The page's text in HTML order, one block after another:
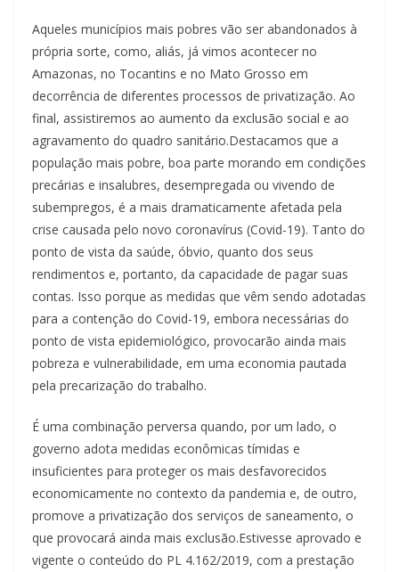
Aqueles municípios mais pobres vão ser abandonados à
própria sorte, como, aliás, já vimos acontecer no
Amazonas, no Tocantins e no Mato Grosso em
decorrência de diferentes processos de privatização. Ao
final, assistiremos ao aumento da exclusão social e ao
agravamento do quadro sanitário.Destacamos que a
população mais pobre, boa parte morando em condições
precárias e insalubres, desempregada ou vivendo de
subempregos, é a mais dramaticamente afetada pela
crise causada pelo novo coronavírus (Covid-19). Tanto do
ponto de vista da saúde, óbvio, quanto dos seus
rendimentos e, portanto, da capacidade de pagar suas
contas. Isso porque as medidas que vêm sendo adotadas
para a contenção do Covid-19, embora necessárias do
ponto de vista epidemiológico, provocarão ainda mais
pobreza e vulnerabilidade, em uma economia pautada
pela precarização do trabalho.
É uma combinação perversa quando, por um lado, o
governo adota medidas econômicas tímidas e
insuficientes para proteger os mais desfavorecidos
economicamente no contexto da pandemia e, de outro,
promove a privatização dos serviços de saneamento, o
que provocará ainda mais exclusão.Estivesse aprovado e
vigente o conteúdo do PL 4.162/2019, com a prestação